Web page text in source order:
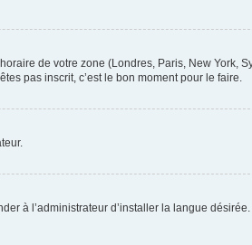
de votre zone (Londres, Paris, New York,
pas inscrit, c’est le bon moment pour le faire.
à l’administrateur d’installer la langue désirée.